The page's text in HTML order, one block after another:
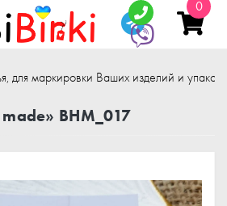
0
для маркировки Ваших изделий и
BHM_017